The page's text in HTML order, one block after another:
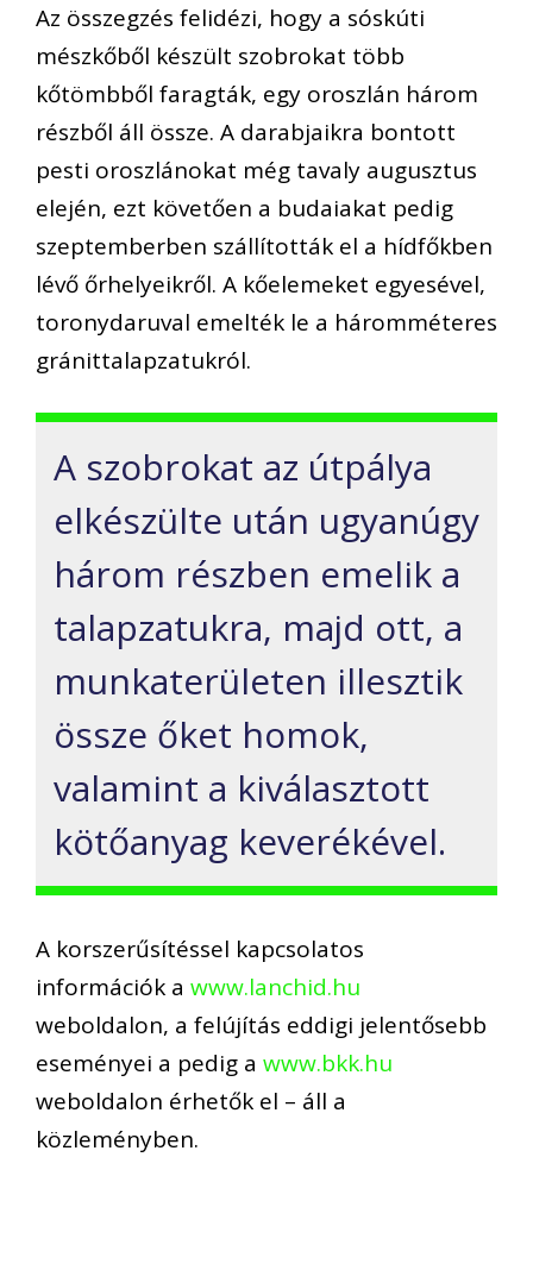
Az összegzés felidézi, hogy a sóskúti
mészkőből készült szobrokat több
kőtömbből faragták, egy oroszlán három
részből áll össze. A darabjaikra bontott
pesti oroszlánokat még tavaly augusztus
elején, ezt követően a budaiakat pedig
szeptemberben szállították el a hídfőkben
lévő őrhelyeikről. A kőelemeket egyesével,
toronydaruval emelték le a háromméteres
gránittalapzatukról.
A szobrokat az útpálya
elkészülte után ugyanúgy
három részben emelik a
talapzatukra, majd ott, a
munkaterületen illesztik
össze őket homok,
valamint a kiválasztott
kötőanyag keverékével.
A korszerűsítéssel kapcsolatos
információk a www.lanchid.hu
weboldalon, a felújítás eddigi jelentősebb
eseményei a pedig a www.bkk.hu
weboldalon érhetők el – áll a
közleményben.